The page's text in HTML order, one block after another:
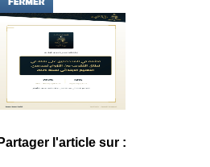
Partager l'article sur :